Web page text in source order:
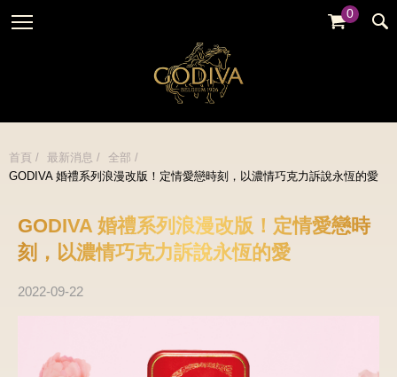
0
全部
全部
金裝禮盒
片裝禮盒
全部
白巧克力
綜合巧克力
冰淇淋
婚禮系列
GODIVA故事
GODIVA大師團隊
首頁 最新消息
全部
GODIVA 婚禮系列浪漫改版！定情愛戀時刻，以濃情巧克力訴說永恆的愛
GODIVA 婚禮系列浪漫改版！定情愛戀時
刻，以濃情巧克力訴說永恆的愛
2022-09-22